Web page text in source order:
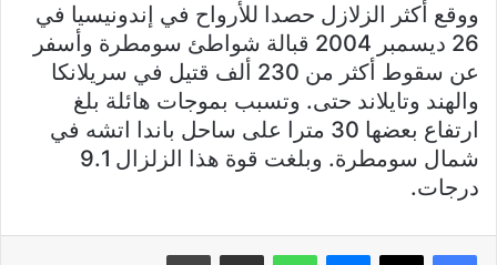
ووقع أكثر الزلازل حصدا للأرواح في إندونيسيا في
26 ديسمبر 2004 قبالة شواطئ سومطرة وأسفر
عن سقوط أكثر من 230 ألف قتيل في سريلانكا
والهند وتايلاند حتى. وتسبب بموجات هائلة بلغ
ارتفاع بعضها 30 مترا على ساحل باندا اتشه في
شمال سومطرة. وبلغت قوة هذا الزلزال 9.1
درجات.
فيسبوك X ماسنجر واتساب مشاركة عبر البريد طباعة